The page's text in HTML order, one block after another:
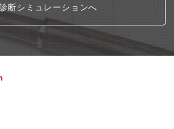
断シミュレーションへ